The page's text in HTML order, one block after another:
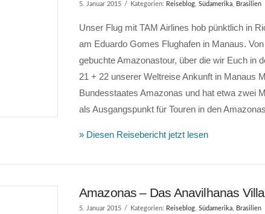
5. Januar 2015 Kategorien: Reiseblog, Südamerika, Brasilien
Unser Flug mit TAM Airlines hob pünktlich in
am Eduardo Gomes Flughafen in Manaus.
gebuchte Amazonastour, über die wir Euch in
21 + 22 unserer Weltreise Ankunft in Manaus
Bundesstaates Amazonas und hat etwa zwei
als Ausgangspunkt für Touren in den
» Diesen Reisebericht jetzt lesen
Amazonas – Das Anavilhanas
5. Januar 2015 Kategorien: Reiseblog, Südamerika, Brasilien